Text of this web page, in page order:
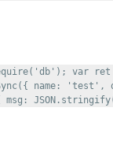
var ret
name: 'test',